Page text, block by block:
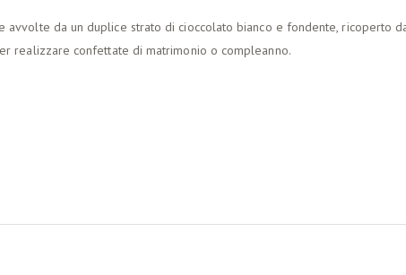
avvolte da un duplice strato di cioccolato bianco e fondente, ricoperto
realizzare confettate di matrimonio o compleanno.